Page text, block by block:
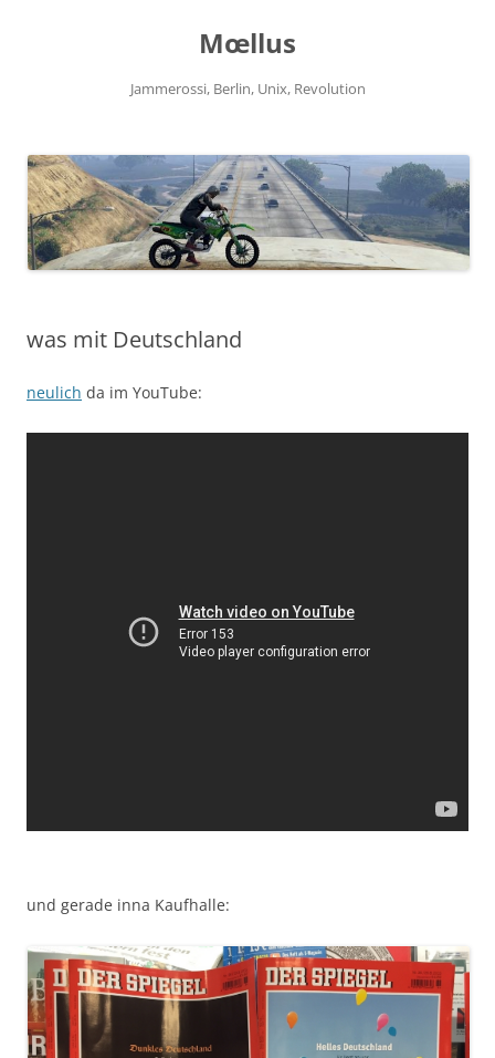
Mœllus
Jammerossi, Berlin, Unix, Revolution
was mit Deutschland
neulich da im YouTube:
und gerade inna Kaufhalle: